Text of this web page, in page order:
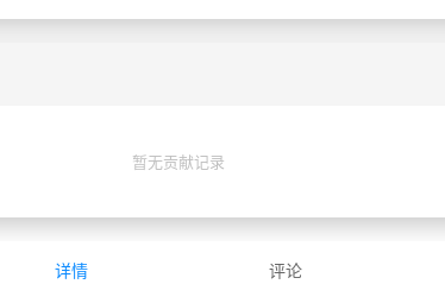
暂无贡献记录
详情 评论